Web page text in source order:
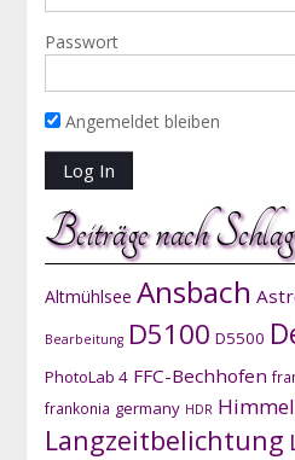
Passwort
Angemeldet bleiben
Beiträge nach
Altmühlsee Ansbach
Bearbeitung D5100 D5500
PhotoLab 4 FFC-Bechhofen
frankonia germany HDR Himmel
Langzeitbelichtung